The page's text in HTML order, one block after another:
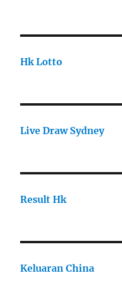
Hk Lotto
Live Draw Sydney
Result Hk
Keluaran China